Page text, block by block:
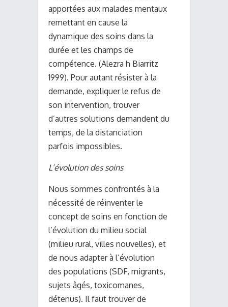
apportées aux malades mentaux
remettant en cause la
dynamique des soins dans la
durée et les champs de
compétence. (Alezra h Biarritz
1999). Pour autant résister à la
demande, expliquer le refus de
son intervention, trouver
d’autres solutions demandent du
temps, de la distanciation
parfois impossibles.
L’évolution des soins
Nous sommes confrontés à la
nécessité de réinventer le
concept de soins en fonction de
l’évolution du milieu social
(milieu rural, villes nouvelles), et
de nous adapter à l’évolution
des populations (SDF, migrants,
sujets âgés, toxicomanes,
détenus). Il faut trouver de